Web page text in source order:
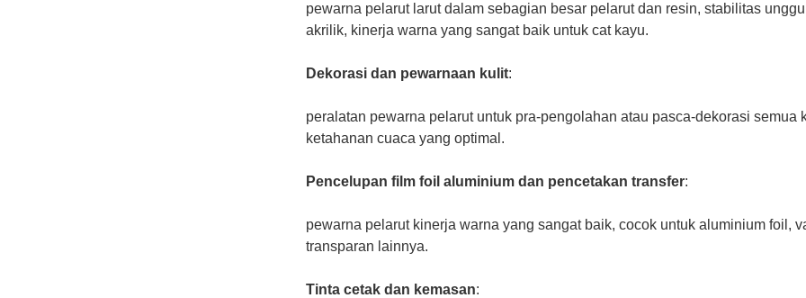
pewarna pelarut larut dalam sebagian besar pelarut dan resin, stabilitas
akrilik, kinerja warna yang sangat baik untuk cat kayu.
Dekorasi dan pewarnaan kulit:
peralatan pewarna pelarut untuk pra-pengolahan atau pasca-dekorasi
ketahanan cuaca yang optimal.
Pencelupan film foil aluminium dan pencetakan transfer:
pewarna pelarut kinerja warna yang sangat baik, cocok untuk aluminium foil,
transparan lainnya.
Tinta cetak dan kemasan: